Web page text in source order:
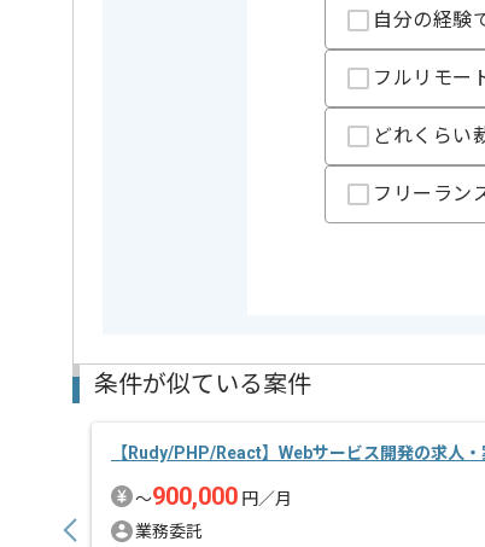
担当領域/システム
基
特徴
精算条件
有
精算基準時間
支払いサイト
Rubyを用いた開発のご経験を活かしたい方にお
基本的にはフルリモートでの作業を見込んでお
作業開始時間および終了時間の調整については
柔軟に対応可能ですので
ご自身のライフスタイルに合わせて参画いただ
自分の経験
フルリモー
どれくらい
フリーラン
条件が似ている案件
【Rudy/PHP/React】Webサービス開発の求人
〜900,000 円／月
業務委託